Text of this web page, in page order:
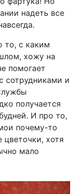
надеть все
то, с каким
хожу на
помогает
сотрудниками и
получается
И про то,
почему-то
хотя
мало